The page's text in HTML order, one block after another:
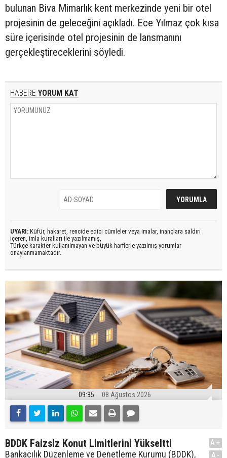
bulunan Biva Mimarlık kent merkezinde yeni bir otel
projesinin de geleceğini açıkladı. Ece Yılmaz çok kısa
süre içerisinde otel projesinin de lansmanını
gerçekleştireceklerini söyledi.
HABERE YORUM KAT
UYARI: Küfür, hakaret, rencide edici cümleler veya imalar, inançlara saldırı
içeren, imla kuralları ile yazılmamış,
Türkçe karakter kullanılmayan ve büyük harflerle yazılmış yorumlar
onaylanmamaktadır.
09:35 08 Ağustos 2026
BDDK Faizsiz Konut Limitlerini Yükseltti
Bankacılık Düzenleme ve Denetleme Kurumu (BDDK),
A+
A-